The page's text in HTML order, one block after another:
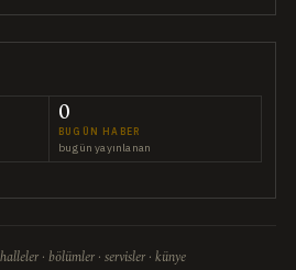
0
BUGÜN HABER
bugün yayınlanan
· bölümler · servisler · künye